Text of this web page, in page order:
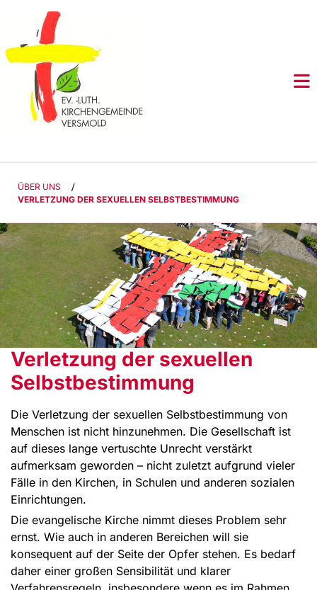
ÜBER UNS /
VERLETZUNG DER SEXUELLEN SELBSTBESTIMMUNG
Verletzung der sexuellen
Selbstbestimmung
Die Verletzung der sexuellen Selbstbestimmung von
Menschen ist nicht hinzunehmen. Die Gesellschaft ist
auf dieses lange vertuschte Unrecht verstärkt
aufmerksam geworden – nicht zuletzt aufgrund vieler
Fälle in den Kirchen, in Schulen und anderen sozialen
Einrichtungen.
Die evangelische Kirche nimmt dieses Problem sehr
ernst. Wie auch in anderen Bereichen will sie
konsequent auf der Seite der Opfer stehen. Es bedarf
daher einer großen Sensibilität und klarer